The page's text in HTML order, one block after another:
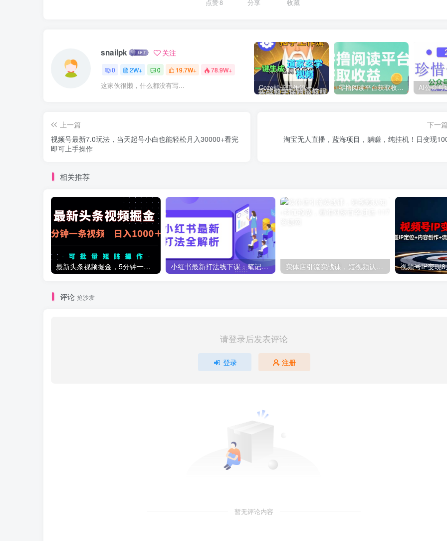
点赞8 分享 收藏
snailpk 关注
0 2W+ 0 19.7W+ 78.9W+
这家伙很懒，什么都没有写... Coze扣子工作流一键生成道家玄学短视频，实战保姆级教程 零撸阅读平台获取收益，最新无门槛平台，一部手机即可操作，单日收益50-3张【揭秘】
上一篇
视频号最新7.0玩法，当天起号小白也能轻松月入30000+看完
即可上手操作
下一篇
淘宝无人直播，蓝海项目，躺赚，纯挂机！日变现
相关推荐
最新头条视频掘金，5分钟一条视频，日入1000＋！可矩阵批量操作 小红书最新打法线下课：笔记生产+评论运营，打造标准化流量增长引擎 实体店引流实战课，短视频认知+抖加投放，精准对标百客进店
评论 抢沙发
请登录后发表评论
登录 注册
暂无评论内容